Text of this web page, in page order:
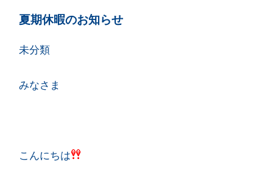
夏期休暇のお知らせ
未分類
みなさま
こんにちは